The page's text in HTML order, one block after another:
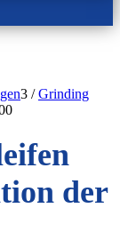
3 / Grinding
der